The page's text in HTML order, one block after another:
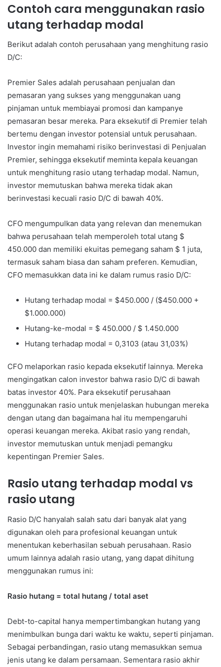
Contoh cara menggunakan rasio
utang terhadap modal
Berikut adalah contoh perusahaan yang menghitung rasio
D/C:
Premier Sales adalah perusahaan penjualan dan
pemasaran yang sukses yang menggunakan uang
pinjaman untuk membiayai promosi dan kampanye
pemasaran besar mereka. Para eksekutif di Premier telah
bertemu dengan investor potensial untuk perusahaan.
Investor ingin memahami risiko berinvestasi di Penjualan
Premier, sehingga eksekutif meminta kepala keuangan
untuk menghitung rasio utang terhadap modal. Namun,
investor memutuskan bahwa mereka tidak akan
berinvestasi kecuali rasio D/C di bawah 40%.
CFO mengumpulkan data yang relevan dan menemukan
bahwa perusahaan telah memperoleh total utang $
450.000 dan memiliki ekuitas pemegang saham $ 1 juta,
termasuk saham biasa dan saham preferen. Kemudian,
CFO memasukkan data ini ke dalam rumus rasio D/C:
Hutang terhadap modal = $450.000 / ($450.000 +
$1.000.000)
Hutang-ke-modal = $ 450.000 / $ 1.450.000
Hutang terhadap modal = 0,3103 (atau 31,03%)
CFO melaporkan rasio kepada eksekutif lainnya. Mereka
mengingatkan calon investor bahwa rasio D/C di bawah
batas investor 40%. Para eksekutif perusahaan
menggunakan rasio untuk menjelaskan hubungan mereka
dengan utang dan bagaimana hal itu mempengaruhi
operasi keuangan mereka. Akibat rasio yang rendah,
investor memutuskan untuk menjadi pemangku
kepentingan Premier Sales.
Rasio utang terhadap modal vs
rasio utang
Rasio D/C hanyalah salah satu dari banyak alat yang
digunakan oleh para profesional keuangan untuk
menentukan keberhasilan sebuah perusahaan. Rasio
umum lainnya adalah rasio utang, yang dapat dihitung
menggunakan rumus ini:
Rasio hutang = total hutang / total aset
Debt-to-capital hanya mempertimbangkan hutang yang
menimbulkan bunga dari waktu ke waktu, seperti pinjaman.
Sebagai perbandingan, rasio utang memasukkan semua
jenis utang ke dalam persamaan. Sementara rasio akhir